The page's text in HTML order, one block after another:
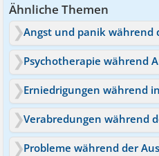
Ähnliche Themen
Psychotherapie während
Erniedrigungen während
Verabredungen während
Probleme während der